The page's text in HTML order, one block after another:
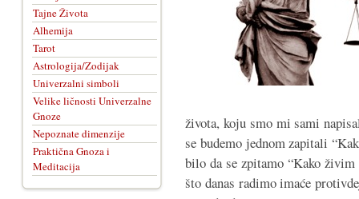
života, koju smo mi sami
se budemo jednom zapitali
bilo da se zpitamo “Kako
što danas radimo imaće
Tajne Života
Alhemija
Tarot
Astrologija/Zodijak
Univerzalni simboli
Velike ličnosti Univerzalne
Gnoze
Nepoznate dimenzije
Praktična Gnoza i
Meditacija